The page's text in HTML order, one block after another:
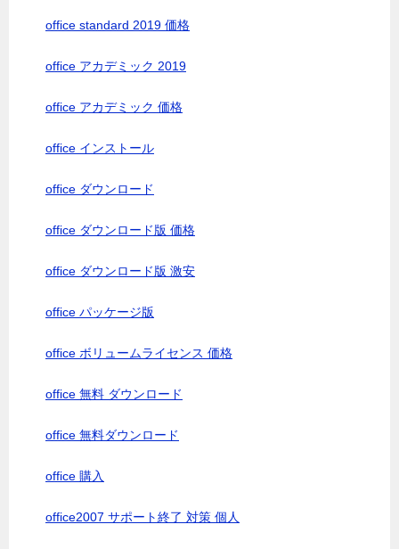
office standard 2019 価格
office アカデミック 2019
office アカデミック 価格
office インストール
office ダウンロード
office ダウンロード版 価格
office ダウンロード版 激安
office パッケージ版
office ボリュームライセンス 価格
office 無料 ダウンロード
office 無料ダウンロード
office 購入
office2007 サポート終了 対策 個人